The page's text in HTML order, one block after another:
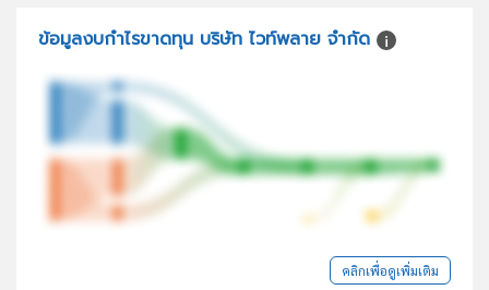
ข้อมูลงบกำไรขาดทุน บริษัท ไวท์พลาย จำกัด
คลิกเพื่อดูเพิ่มเติม